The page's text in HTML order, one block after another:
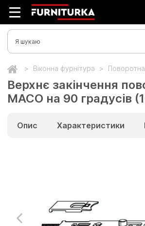
Віконна фурнітура
Верхнє закінчення
МАСО на 90 градусів
Опис Характеристики